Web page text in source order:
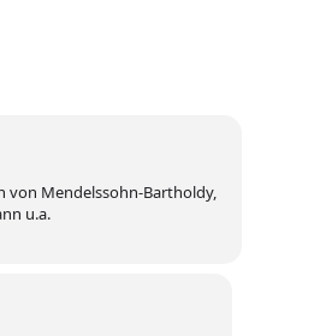
von Mendelssohn-Bartholdy,
u.a.